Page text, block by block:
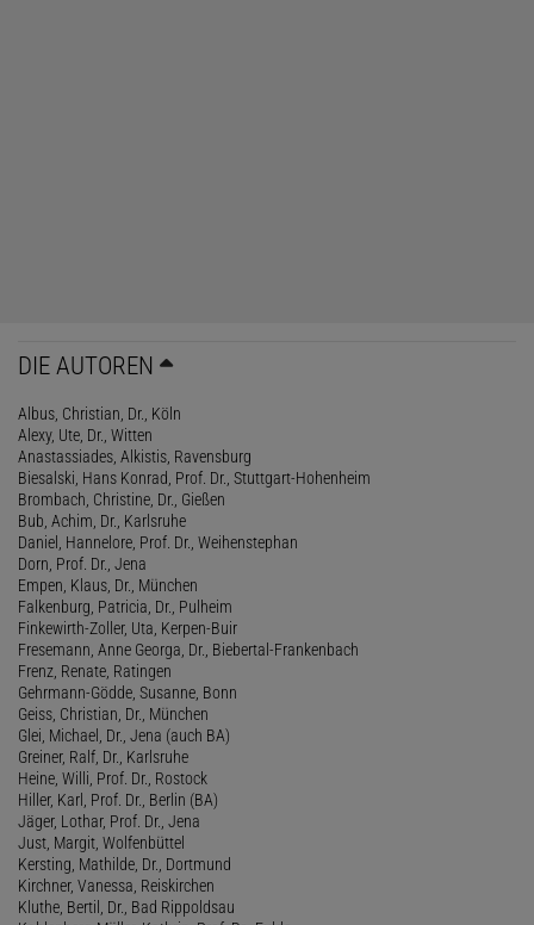
DIE AUTOREN
Albus, Christian, Dr., Köln
Alexy, Ute, Dr., Witten
Anastassiades, Alkistis, Ravensburg
Biesalski, Hans Konrad, Prof. Dr., Stuttgart-Hohenheim
Brombach, Christine, Dr., Gießen
Bub, Achim, Dr., Karlsruhe
Daniel, Hannelore, Prof. Dr., Weihenstephan
Dorn, Prof. Dr., Jena
Empen, Klaus, Dr., München
Falkenburg, Patricia, Dr., Pulheim
Finkewirth-Zoller, Uta, Kerpen-Buir
Fresemann, Anne Georga, Dr., Biebertal-Frankenbach
Frenz, Renate, Ratingen
Gehrmann-Gödde, Susanne, Bonn
Geiss, Christian, Dr., München
Glei, Michael, Dr., Jena (auch BA)
Greiner, Ralf, Dr., Karlsruhe
Heine, Willi, Prof. Dr., Rostock
Hiller, Karl, Prof. Dr., Berlin (BA)
Jäger, Lothar, Prof. Dr., Jena
Just, Margit, Wolfenbüttel
Kersting, Mathilde, Dr., Dortmund
Kirchner, Vanessa, Reiskirchen
Kluthe, Bertil, Dr., Bad Rippoldsau